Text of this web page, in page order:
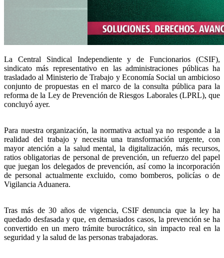
La Central Sindical Independiente y de Funcionarios (CSIF),
sindicato más representativo en las administraciones públicas ha
trasladado al Ministerio de Trabajo y Economía Social un ambicioso
conjunto de propuestas en el marco de la consulta pública para la
reforma de la Ley de Prevención de Riesgos Laborales (LPRL), que
concluyó ayer.
Para nuestra organización, la normativa actual ya no responde a la
realidad del trabajo y necesita una transformación urgente, con
mayor atención a la salud mental, la digitalización, más recursos,
ratios obligatorias de personal de prevención, un refuerzo del papel
que juegan los delegados de prevención, así como la incorporación
de personal actualmente excluido, como bomberos, policías o de
Vigilancia Aduanera.
Tras más de 30 años de vigencia, CSIF denuncia que la ley ha
quedado desfasada y que, en demasiados casos, la prevención se ha
convertido en un mero trámite burocrático, sin impacto real en la
seguridad y la salud de las personas trabajadoras.